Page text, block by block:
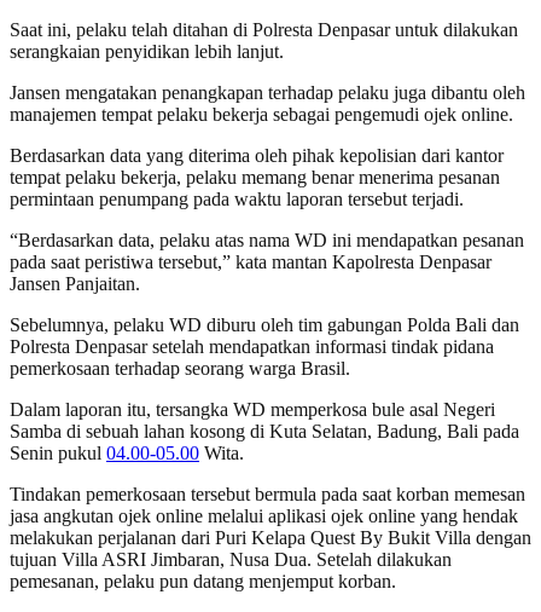
Saat ini, pelaku telah ditahan di Polresta Denpasar untuk dilakukan
serangkaian penyidikan lebih lanjut.
Jansen mengatakan penangkapan terhadap pelaku juga dibantu oleh
manajemen tempat pelaku bekerja sebagai pengemudi ojek online.
Berdasarkan data yang diterima oleh pihak kepolisian dari kantor
tempat pelaku bekerja, pelaku memang benar menerima pesanan
permintaan penumpang pada waktu laporan tersebut terjadi.
“Berdasarkan data, pelaku atas nama WD ini mendapatkan pesanan
pada saat peristiwa tersebut,” kata mantan Kapolresta Denpasar
Jansen Panjaitan.
Sebelumnya, pelaku WD diburu oleh tim gabungan Polda Bali dan
Polresta Denpasar setelah mendapatkan informasi tindak pidana
pemerkosaan terhadap seorang warga Brasil.
Dalam laporan itu, tersangka WD memperkosa bule asal Negeri
Samba di sebuah lahan kosong di Kuta Selatan, Badung, Bali pada
Senin pukul 04.00-05.00 Wita.
Tindakan pemerkosaan tersebut bermula pada saat korban memesan
jasa angkutan ojek online melalui aplikasi ojek online yang hendak
melakukan perjalanan dari Puri Kelapa Quest By Bukit Villa dengan
tujuan Villa ASRI Jimbaran, Nusa Dua. Setelah dilakukan
pemesanan, pelaku pun datang menjemput korban.